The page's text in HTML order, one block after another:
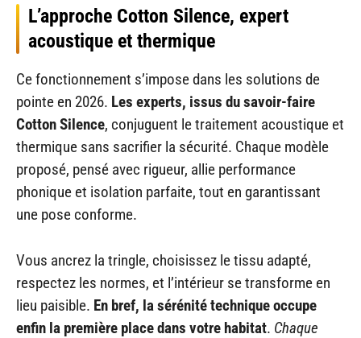
L’approche Cotton Silence, expert
acoustique et thermique
Ce fonctionnement s’impose dans les solutions de
pointe en 2026. Les experts, issus du savoir-faire
Cotton Silence, conjuguent le traitement acoustique et
thermique sans sacrifier la sécurité. Chaque modèle
proposé, pensé avec rigueur, allie performance
phonique et isolation parfaite, tout en garantissant
une pose conforme.
Vous ancrez la tringle, choisissez le tissu adapté,
respectez les normes, et l’intérieur se transforme en
lieu paisible. En bref, la sérénité technique occupe
enfin la première place dans votre habitat. Chaque